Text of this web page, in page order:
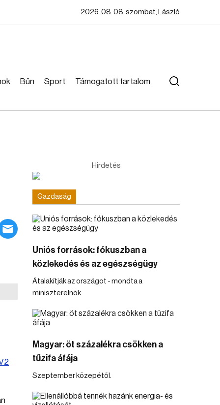
2026. 08. 08. szombat, László
Bűn Sport Támogatott tartalom
Hirdetés
Gazdaság
Uniós források: fókuszban a
közlekedés és az egészségügy
Átalakítják az országot - mondta a
miniszterelnök.
Magyar: öt százalékra csökken a
tűzifa áfája
Szeptember közepétől.